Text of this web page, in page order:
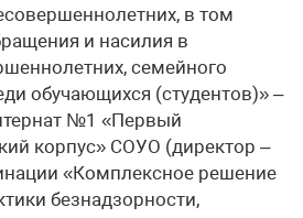
в том
и насилия в
семейного
обучающихся (студентов)» –
№1 «Первый
корпус» СОУО (директор –
«Комплексное решение
безнадзорности,